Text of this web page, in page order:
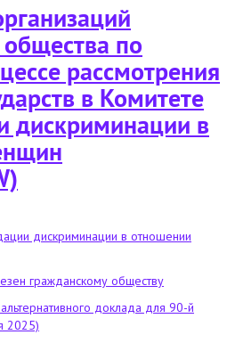
по
рассмотрения
в Комитете
дискриминации в
дискриминации в отношении
гражданскому обществу
доклада для 90-й
2025)